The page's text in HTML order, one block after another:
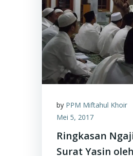
by PPM Miftahul Khoir
Mei 5, 2017
Ringkasan
Surat Yasin